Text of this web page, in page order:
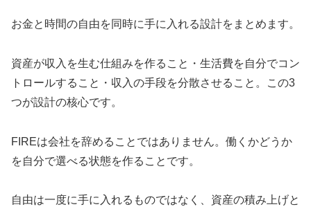
お金と時間の自由を同時に手に入れる設計をまとめます。
資産が収入を生む仕組みを作ること・生活費を自分でコン
トロールすること・収入の手段を分散させること。この3
つが設計の核心です。
FIREは会社を辞めることではありません。働くかどうか
を自分で選べる状態を作ることです。
自由は一度に手に入れるものではなく、資産の積み上げと